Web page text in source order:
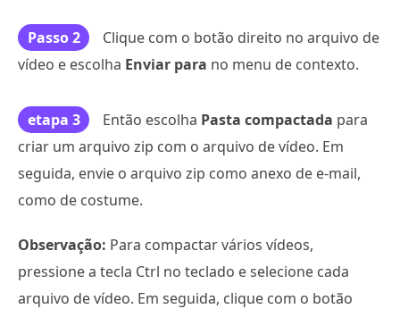
Passo 2
Clique com o botão direito no arquivo de
vídeo e escolha Enviar para no menu de contexto.
etapa 3 Então escolha Pasta compactada para
criar um arquivo zip com o arquivo de vídeo. Em
seguida, envie o arquivo zip como anexo de e-mail,
como de costume.
Observação: Para compactar vários vídeos,
pressione a tecla Ctrl no teclado e selecione cada
arquivo de vídeo. Em seguida, clique com o botão